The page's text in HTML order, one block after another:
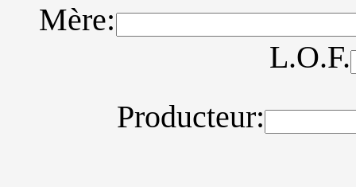
Mère:
L.O.F.
Producteur: